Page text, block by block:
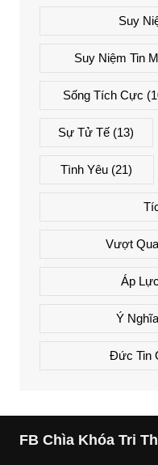
Suy
Suy Niệm Tin
Sống Tích Cực
Sự Tử Tế (13)
Tình Yêu (21)
Vượt
Áp
Ý
Đức Tin
FB Chìa Khóa Tri